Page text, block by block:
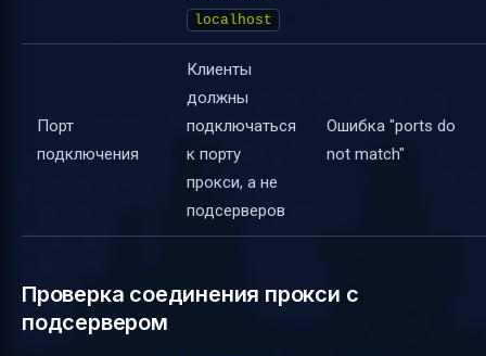
localhost
Порт
подключения
Клиенты
должны
подключаться
к порту
прокси, а не
подсерверов
Ошибка "ports do
not match"
Проверка соединения прокси с
подсервером